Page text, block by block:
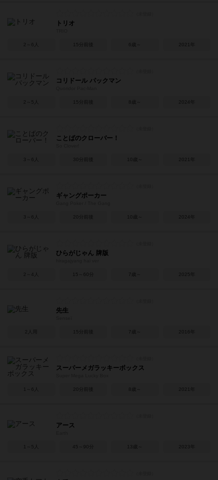
トリオ
2～6人 15分前後 6歳～ 2021年
コリドール パックマン
2～5人 15分前後 8歳～ 2024年
ことばのクローバー！
3～6人 30分前後 10歳～ 2021年
ギャングポーカー
3～6人 20分前後 10歳～ 2024年
ひらがじゃん 牌版
2～4人 15～60分 7歳～ 2025年
先生
2人用 15分前後 7歳～ 2016年
スーパーメガラッキーボックス
1～6人 20分前後 8歳～ 2021年
アース
1～5人 45～90分 13歳～ 2023年